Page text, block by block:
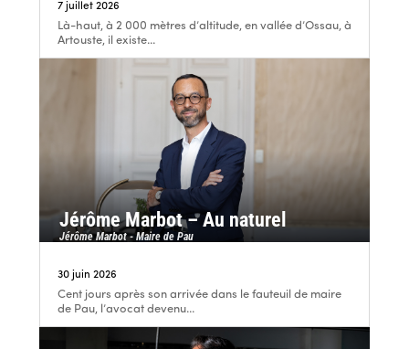
7 juillet 2026
Là-haut, à 2 000 mètres d’altitude, en vallée d’Ossau, à
Artouste, il existe...
Jérôme Marbot – Au naturel
Jérôme Marbot - Maire de Pau
30 juin 2026
Cent jours après son arrivée dans le fauteuil de maire
de Pau, l’avocat devenu...